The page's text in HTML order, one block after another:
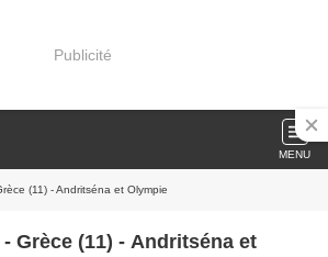
Publicité
MENU
(11) - Andritséna et Olympie
Grèce (11) - Andritséna et